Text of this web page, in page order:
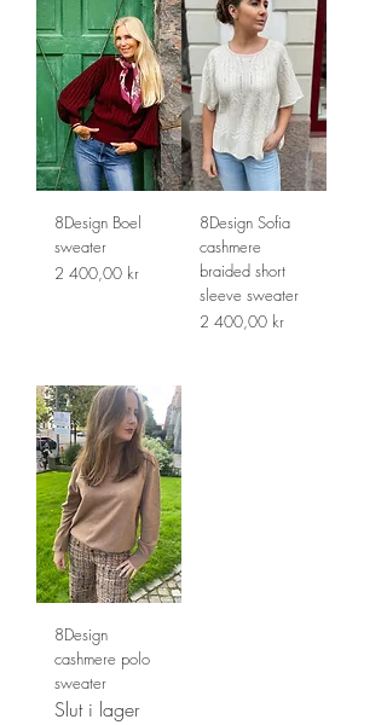
8Design Boel
sweater
Pris
2 400,00 kr
8Design Sofia
cashmere
braided short
sleeve sweater
Pris
2 400,00 kr
8Design
cashmere polo
sweater
Slut i lager